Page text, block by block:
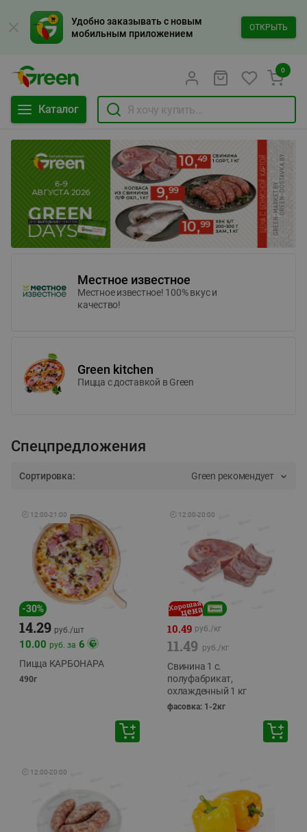
Удобно заказывать с новым
мобильным приложением
ОТКРЫТЬ
Каталог
0
Местное известное
Местное известное! 100% вкус и
качество!
Green kitchen
Пицца c доставкой в Green
Спецпредложения
Сортировка: Green рекомендует
🕘 12:00-21:00
-30%
14.29 руб./шт
10.00 руб. за 6
Пицца КАРБОНАРА
490г
🕘 12:00-20:00
10.49 руб./кг
11.49 руб./кг
Свинина 1 с.
полуфабрикат,
охлажденный 1 кг
фасовка: 1-2кг
🕘 12:00-20:00